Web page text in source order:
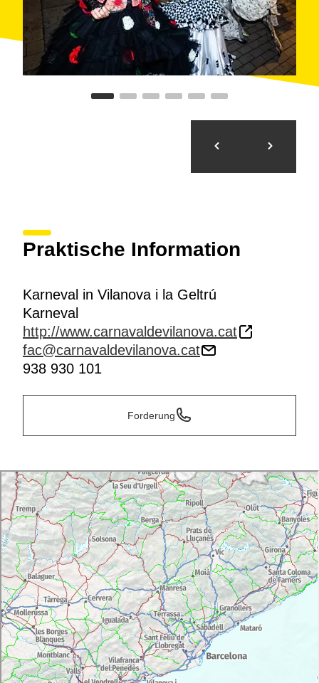
Praktische Information
Karneval in Vilanova i la Geltrú
Karneval
http://www.carnavaldevilanova.cat
fac@carnavaldevilanova.cat
938 930 101
Forderung